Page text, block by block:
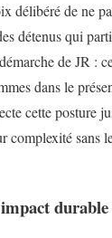
délibéré de ne
détenus qui
de JR :
dans le
cette posture
complexité sans
durable